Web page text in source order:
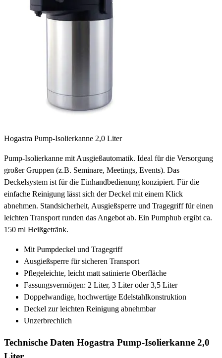
Hogastra Pump-Isolierkanne 2,0 Liter
Pump-Isolierkanne mit Ausgießautomatik. Ideal für die Versorgung
großer Gruppen (z.B. Seminare, Meetings, Events). Das
Deckelsystem ist für die Einhandbedienung konzipiert. Für die
einfache Reinigung lässt sich der Deckel mit einem Klick
abnehmen. Standsicherheit, Ausgießsperre und Tragegriff für einen
leichten Transport runden das Angebot ab. Ein Pumphub ergibt ca.
150 ml Heißgetränk.
Mit Pumpdeckel und Tragegriff
Ausgießsperre für sicheren Transport
Pflegeleichte, leicht matt satinierte Oberfläche
Fassungsvermögen: 2 Liter, 3 Liter oder 3,5 Liter
Doppelwandige, hochwertige Edelstahlkonstruktion
Deckel zur leichten Reinigung abnehmbar
Unzerbrechlich
Technische Daten Hogastra Pump-Isolierkanne 2,0